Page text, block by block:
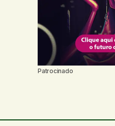
Patrocinado